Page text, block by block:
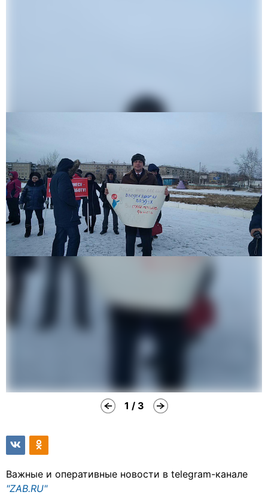
1 / 3
Важные и оперативные новости в telegram-канале
"ZAB.RU"